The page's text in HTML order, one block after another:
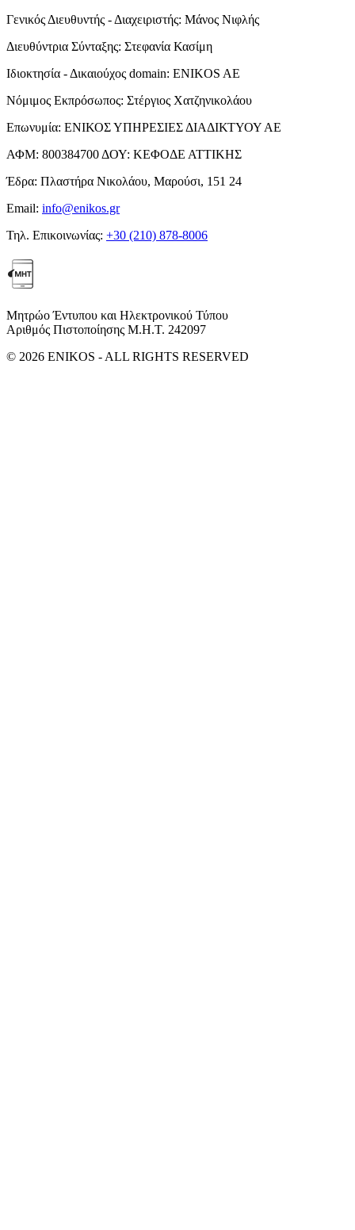
Γενικός Διευθυντής - Διαχειριστής: Μάνος Νιφλής
Διευθύντρια Σύνταξης: Στεφανία Κασίμη
Ιδιοκτησία - Δικαιούχος domain: ENIKOS AE
Νόμιμος Εκπρόσωπος: Στέργιος Χατζηνικολάου
Επωνυμία: ΕΝΙΚΟΣ ΥΠΗΡΕΣΙΕΣ ΔΙΑΔΙΚΤΥΟΥ ΑΕ
ΑΦΜ: 800384700 ΔΟΥ: ΚΕΦΟΔΕ ΑΤΤΙΚΗΣ
Έδρα: Πλαστήρα Νικολάου, Μαρούσι, 151 24
Email: info@enikos.gr
Τηλ. Επικοινωνίας: +30 (210) 878-8006
Μητρώο Έντυπου και Ηλεκτρονικού Τύπου
Αριθμός Πιστοποίησης Μ.Η.Τ. 242097
© 2026 ENIKOS - ALL RIGHTS RESERVED